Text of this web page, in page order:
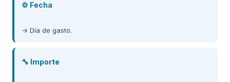
⚙️ Fecha
→ Día de gasto.
🔧 Importe